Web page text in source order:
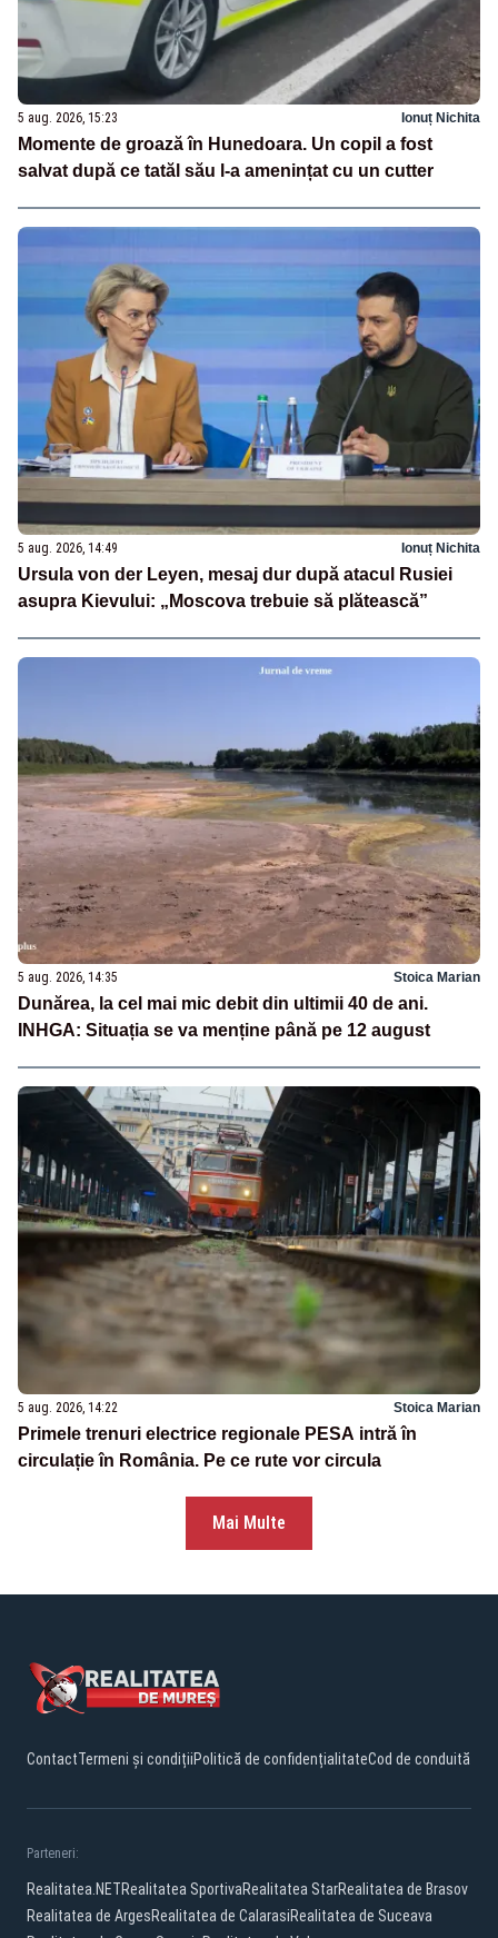
5 aug. 2026, 15:23 Ionuț Nichita
Momente de groază în Hunedoara. Un copil a fost
salvat după ce tatăl său l-a amenințat cu un cutter
5 aug. 2026, 14:49 Ionuț Nichita
Ursula von der Leyen, mesaj dur după atacul Rusiei
asupra Kievului: „Moscova trebuie să plătească”
5 aug. 2026, 14:35 Stoica Marian
Dunărea, la cel mai mic debit din ultimii 40 de ani.
INHGA: Situația se va menține până pe 12 august
5 aug. 2026, 14:22 Stoica Marian
Primele trenuri electrice regionale PESA intră în
circulație în România. Pe ce rute vor circula
Mai Multe
ContactTermeni și condițiiPolitică de confidențialitateCod de conduită
Parteneri:
Realitatea.NETRealitatea SportivaRealitatea StarRealitatea de Brasov
Realitatea de ArgesRealitatea de CalarasiRealitatea de Suceava